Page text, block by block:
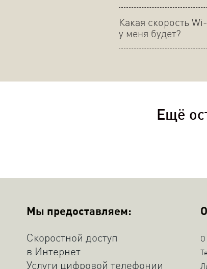
Какая скорость
у меня будет?
Ещё
Мы предоставляем:
Скоростной доступ
в Интернет
Услуги цифровой телефонии
О